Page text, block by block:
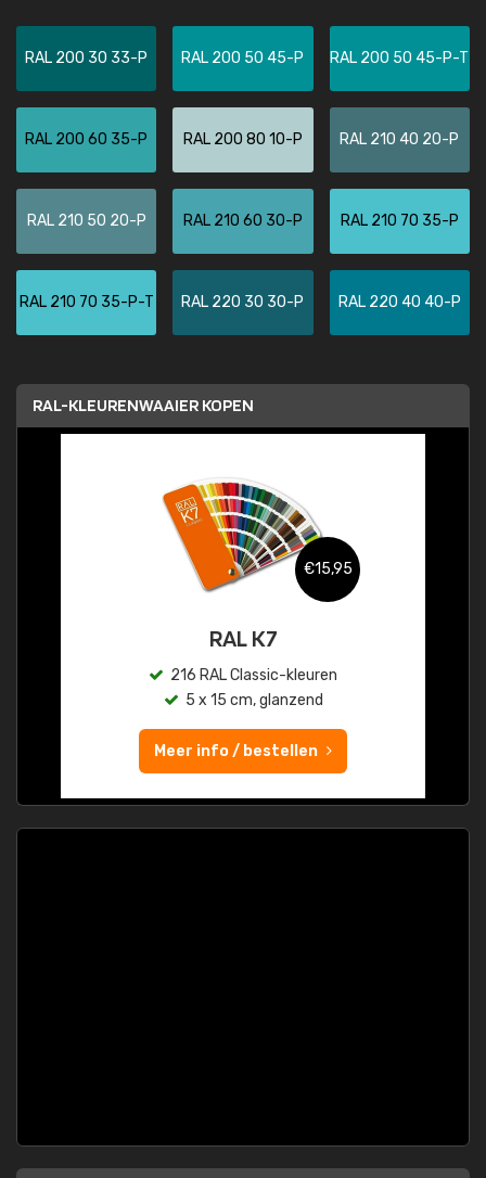
RAL 200 30 33-P RAL 200 50 45-P RAL 200 50 45-P-T
RAL 200 60 35-P RAL 200 80 10-P RAL 210 40 20-P
RAL 210 50 20-P RAL 210 60 30-P RAL 210 70 35-P
RAL 210 70 35-P-T RAL 220 30 30-P RAL 220 40 40-P
RAL-KLEURENWAAIER KOPEN
€15,95
RAL K7
216 RAL Classic-kleuren
5 x 15 cm, glanzend
Meer info / bestellen